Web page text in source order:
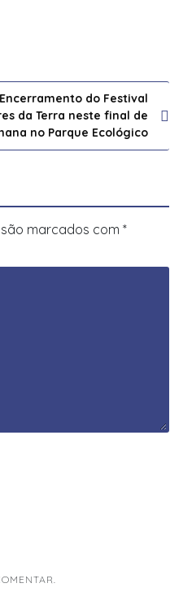
do Festival
da Terra neste final de
no Parque Ecológico
marcados com *